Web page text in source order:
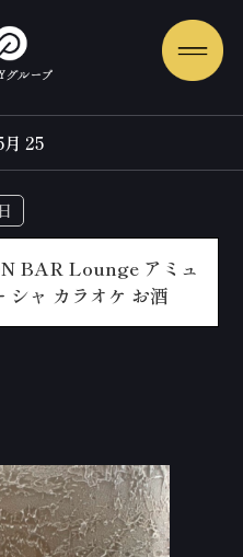
25
BAR Lounge アミュ
シャ カラオケ お酒